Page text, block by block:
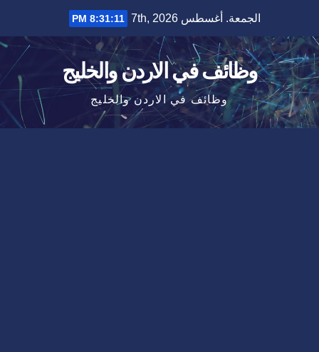
content
الجمعة. أغسطس 7th, 2026 8:31:12 PM
وظائف في الاردن والخليج
وظائف في الاردن والخليج